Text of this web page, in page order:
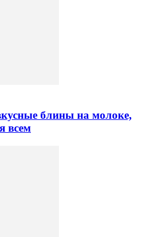
блины на молоке,
всем